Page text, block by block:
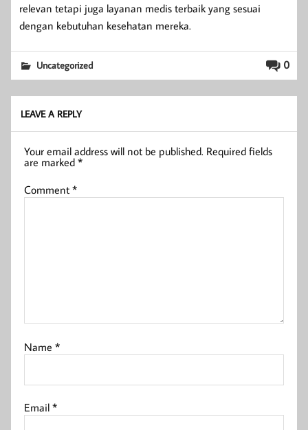
relevan tetapi juga layanan medis terbaik yang sesuai
dengan kebutuhan kesehatan mereka.
0
Uncategorized
LEAVE A REPLY
Your email address will not be published. Required fields
are marked*
Comment*
Name*
Email*